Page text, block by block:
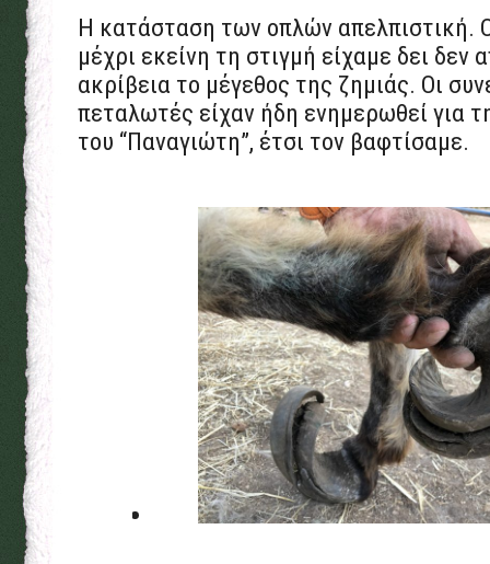
Η κατάσταση των οπλών απελπιστική.
μέχρι εκείνη τη στιγμή είχαμε δει δεν
ακρίβεια το μέγεθος της ζημιάς. Οι
πεταλωτές είχαν ήδη ενημερωθεί για
του “Παναγιώτη”, έτσι τον βαφτίσαμε.